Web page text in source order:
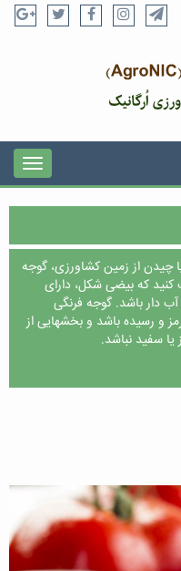
چیدن از زمین کشاورزی، گوجه
کنید که بیضی شکل، دارای
دار باشد. گوجه فرنگی
و رسیده باشد و بخشهایی از
یا سفید نباشد.